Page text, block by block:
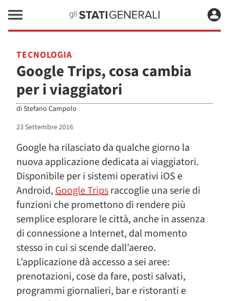
TECNOLOGIA
Google Trips, cosa cambia
per i viaggiatori
diStefano Campolo
23 Settembre 2016
Google ha rilasciato da qualche giorno la
nuova applicazione dedicata ai viaggiatori.
Disponibile per i sistemi operativi iOS e
Android,Google Tripsraccoglie una serie di
funzioni che promettono di rendere più
semplice esplorare le città, anche in assenza
di connessione a Internet, dal momento
stesso in cui si scende dall’aereo.
L’applicazione dà accesso a sei aree:
prenotazioni, cose da fare, posti salvati,
programmi giornalieri, bar e ristoranti e